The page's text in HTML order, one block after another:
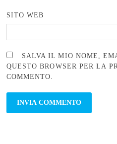
SITO WEB
SALVA IL MIO NOME,
QUESTO BROWSER PER LA
COMMENTO.